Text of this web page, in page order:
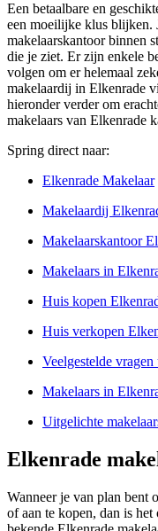
Een betaalbare en
een moeilijke klus blijken.
makelaarskantoor binnen
die je ziet. Er zijn enkele
volgen om er helemaal
makelaardij in Elkenrade
hieronder verder om
makelaars van Elkenrade
Spring direct naar:
Elkenrade Makelaar
Makelaardij
Makelaarskantoor
Makelaars in
Huis kopen
Huis verkopen
Veelgestelde
Makelaars in
Uitgelichte
Elkenrade
Wanneer je van plan bent
of aan te kopen, dan is het